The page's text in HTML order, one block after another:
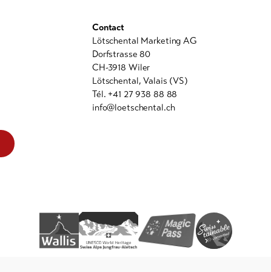
Contact
Lötschental Marketing AG
Dorfstrasse 80
CH-3918 Wiler
Lötschental, Valais (VS)
Tél. +41 27 938 88 88
info@loetschental.ch